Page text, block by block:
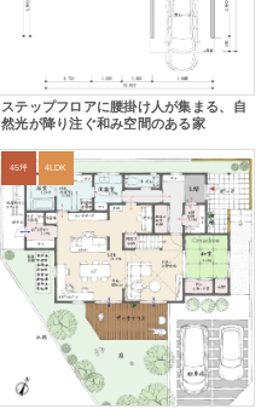
ステップフロアに腰掛け人が集まる、自
然光が降り注ぐ和み空間のある家
45坪 4LDK